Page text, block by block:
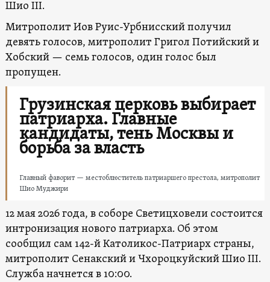
Шио III.
Митрополит Иов Руис-Урбнисский получил
девять голосов, митрополит Григол Потийский и
Хобский — семь голосов, один голос был
пропущен.
Грузинская церковь выбирает
патриарха. Главные
кандидаты, тень Москвы и
борьба за власть
Главный фаворит — местоблюститель патриаршего престола, митрополит
Шио Муджири
12 мая 2026 года, в соборе Светицховели состоится
интронизация нового патриарха. Об этом
сообщил сам 142-й Католикос-Патриарх страны,
митрополит Сенакский и Чхороцкуйский Шио III.
Служба начнется в 10:00.